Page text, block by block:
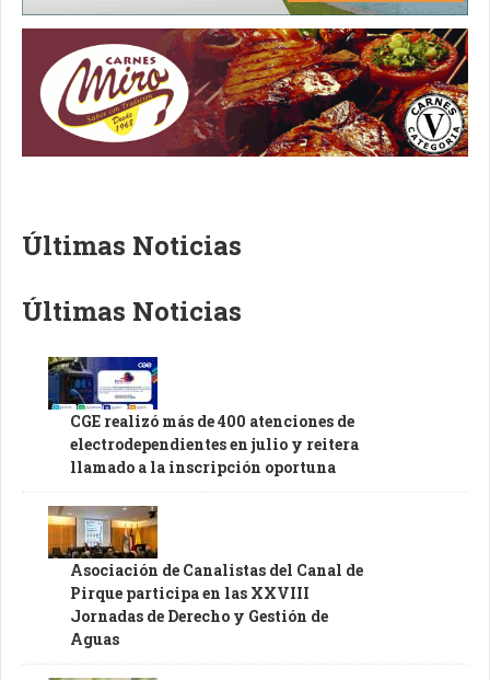
Últimas Noticias
Últimas Noticias
CGE realizó más de 400 atenciones de
electrodependientes en julio y reitera
llamado a la inscripción oportuna
Asociación de Canalistas del Canal de
Pirque participa en las XXVIII
Jornadas de Derecho y Gestión de
Aguas